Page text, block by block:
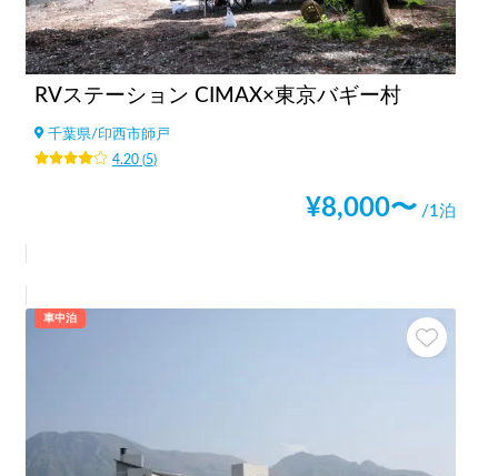
RVステーション CIMAX×東京バギー村
千葉県/ 印西市師戸
4.20(5)
¥8,000〜 /1泊
車中泊